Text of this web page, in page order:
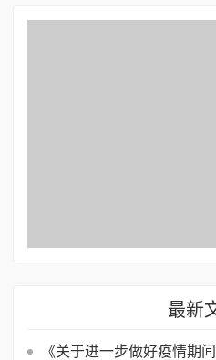
最新
《关于进一步做好疫情期